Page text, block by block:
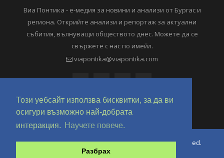
Този уебсайт използва бисквитки, за да ви
осигури възможно най-добрата
интеракция.
Научете повече.
Разбрах
Виа Понтика - е-медия за новини и анализи от Бургас и
региона. Открийте анализи и репортаж за актуални
събития, вълнуващи обществото днес. Можете да се
свържете с нас по имейл.
viapontika@viapontika.com
Copyright © 2018-2024 ViaPontika.com. All Rights Reserved.
Development @ OverHertz Ltd